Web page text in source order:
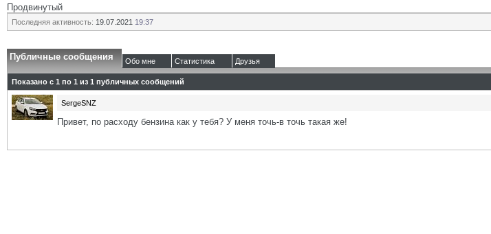
Продвинутый
Последняя активность: 19.07.2021 19:37
Публичные сообщения Обо мне Статистика Друзья
Показано с 1 по 1 из 1 публичных сообщений
SergeSNZ
Привет, по расходу бензина как у тебя? У меня точь-в точь такая же!